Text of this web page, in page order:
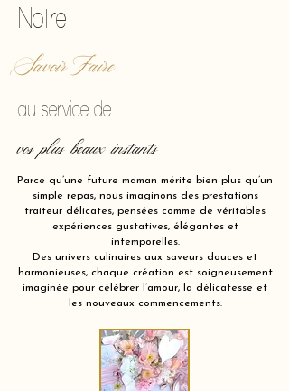
Notre
Savoir Faire
au service de
vos plus beaux instants
Parce qu’une future maman mérite bien plus qu’un
simple repas, nous imaginons des prestations
traiteur délicates, pensées comme de véritables
expériences gustatives, élégantes et
intemporelles.
Des univers culinaires aux saveurs douces et
harmonieuses, chaque création est soigneusement
imaginée pour célébrer l’amour, la délicatesse et
les nouveaux commencements.